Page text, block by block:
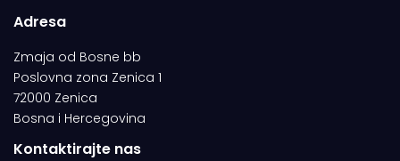
Adresa
Zmaja od Bosne bb
Poslovna zona Zenica 1
72000 Zenica
Bosna i Hercegovina
Kontaktirajte nas